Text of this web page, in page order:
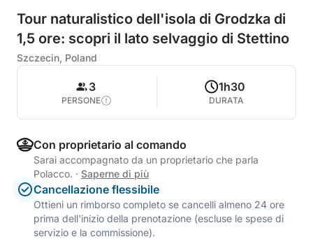
Tour naturalistico dell'isola di Grodzka di
1,5 ore: scopri il lato selvaggio di Stettino
Szczecin, Poland
3
PERSONE
1h30
DURATA
Con proprietario al comando
Sarai accompagnato da un proprietario che parla
Polacco. · Saperne di più
Cancellazione flessibile
Ottieni un rimborso completo se cancelli almeno 24 ore
prima dell'inizio della prenotazione (escluse le spese di
servizio e la commissione).